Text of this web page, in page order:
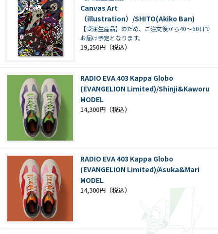
Canvas Art
（illustration）/SHITO(Akiko Ban)
【受注生産品】のため、ご注文後から40～60日で
お届け予定となります。
19,250円
RADIO EVA 403 Kappa Globo
(EVANGELION Limited)/Shinji&Kaworu
MODEL
14,300円
RADIO EVA 403 Kappa Globo
(EVANGELION Limited)/Asuka&Mari
MODEL
14,300円